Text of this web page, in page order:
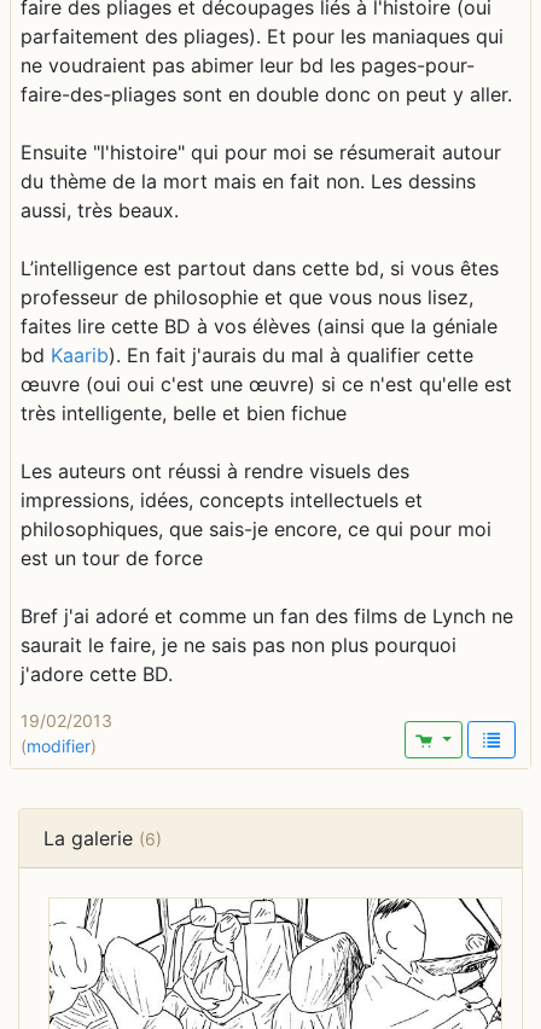
faire des pliages et découpages liés à l'histoire (oui
parfaitement des pliages). Et pour les maniaques qui
ne voudraient pas abimer leur bd les pages-pour-
faire-des-pliages sont en double donc on peut y aller.
Ensuite "l'histoire" qui pour moi se résumerait autour
du thème de la mort mais en fait non. Les dessins
aussi, très beaux.
L’intelligence est partout dans cette bd, si vous êtes
professeur de philosophie et que vous nous lisez,
faites lire cette BD à vos élèves (ainsi que la géniale
bd Kaarib). En fait j'aurais du mal à qualifier cette
œuvre (oui oui c'est une œuvre) si ce n'est qu'elle est
très intelligente, belle et bien fichue
Les auteurs ont réussi à rendre visuels des
impressions, idées, concepts intellectuels et
philosophiques, que sais-je encore, ce qui pour moi
est un tour de force
Bref j'ai adoré et comme un fan des films de Lynch ne
saurait le faire, je ne sais pas non plus pourquoi
j'adore cette BD.
19/02/2013
(modifier)
La galerie (6)